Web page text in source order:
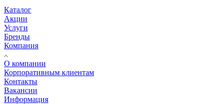
Каталог
Акции
Услуги
Бренды
Компания
О компании
Корпоративным клиентам
Контакты
Вакансии
Информация